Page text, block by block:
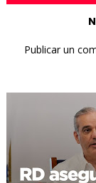
Publicar un